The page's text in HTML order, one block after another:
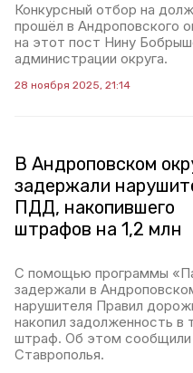
Конкурсный отбор на
прошёл в Андроповского
на этот пост Нину
администрации округа.
28 ноября 2025, 21:14
В Андроповском
задержали
ПДД, накопившего
штрафов на 1,2 млн
С помощью программы
задержали в
нарушителя Правил
накопил задолженность в
штраф. Об этом сообщили
Ставрополья.